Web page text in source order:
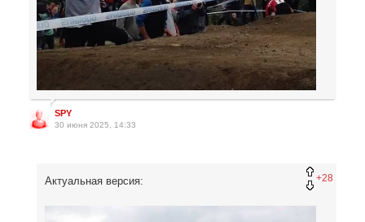
SPY
30 июня 2025, 14:33
+28
Актуальная версия: